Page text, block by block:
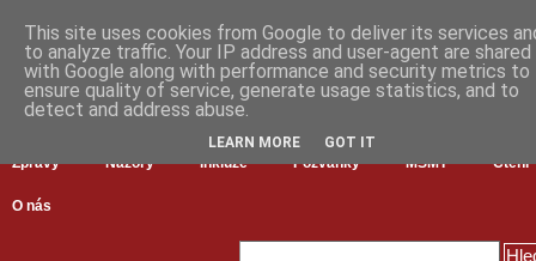
Zprávy Názory Inkluze Pozvánky MŠMT Čtení
O nás
This site uses cookies from Google to deliver its services
to analyze traffic. Your IP address and user-agent are shared
with Google along with performance and security metrics to
ensure quality of service, generate usage statistics, and to
detect and address abuse.
LEARN MORE GOT IT